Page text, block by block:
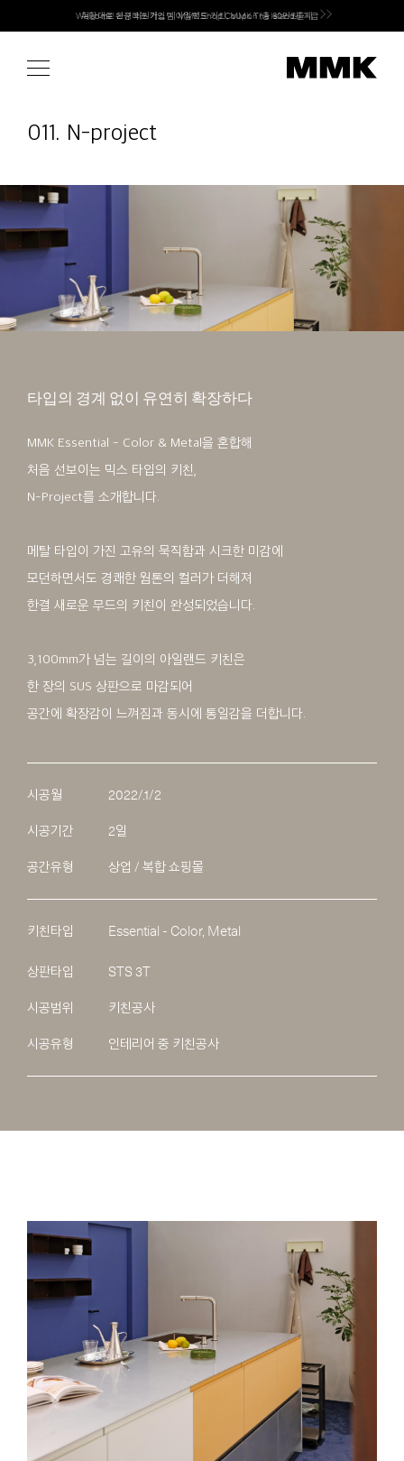
content
Welcome! 신규 회원가입 시 MMK Shop Coupon (총 60만원) 지급
011. N-project
타입의 경계 없이 유연히 확장하다
MMK Essential - Color & Metal을 혼합해
처음 선보이는 믹스 타입의 키친,
N-Project를 소개합니다.
메탈 타입이 가진 고유의 묵직함과 시크한 미감에
모던하면서도 경쾌한 웜톤의 컬러가 더해져
한결 새로운 무드의 키친이 완성되었습니다.
3,100mm가 넘는 길이의 아일랜드 키친은
한 장의 SUS 상판으로 마감되어
공간에 확장감이 느껴짐과 동시에 통일감을 더합니다.
시공월 2022/.1/2
시공기간 2일
공간유형 상업 / 복합 쇼핑몰
키친타입 Essential - Color, Metal
상판타입 STS 3T
시공범위 키친공사
시공유형 인테리어 중 키친공사